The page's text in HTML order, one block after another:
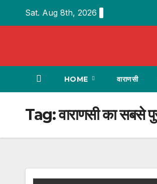
Sat. Aug 8th, 2026
HOME वाराणसी
Tag:वाराणसी का सबसे